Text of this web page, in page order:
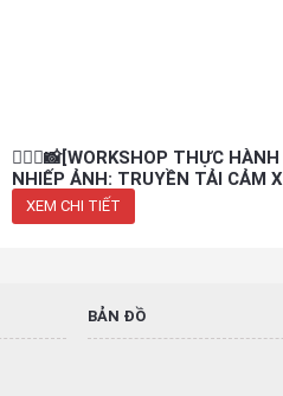
👩‍❤️‍👨📸[WORKSHOP THỰC HÀNH
NHIẾP ẢNH: TRUYỀN TẢI CẢM
VỚI CHÂN DUNG CẶP ĐÔI
XEM CHI TIẾT
BẢN ĐỒ